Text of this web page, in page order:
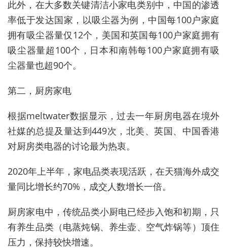
此外，在大多数关键清洁小家电类别中，中国的渗透
率低于发达国家，以吸尘器为例，中国每100户家庭
拥有吸尘器量仅12个，美国和英国每100户家庭拥有
吸尘器量超100个，日本和南韩每100户家庭拥有吸
尘器量也超90个。
第二，厨房家电
根据meltwater数据显示，过去一年厨房电器在境外
社媒的总提及量达到449次，北美、英国、中国香港
对厨房类电器的讨论最为热衷。
2020年上半年，家电品类表现活跃，在天猫海外成交
量同比增长约70%，成交人数增长一倍。
厨房家电中，传统品类小厨电已经步入饱和初期，只
有养生品类（电蒸炖锅、养生壶、空气炸锅等）顶住
压力，保持较快增速。